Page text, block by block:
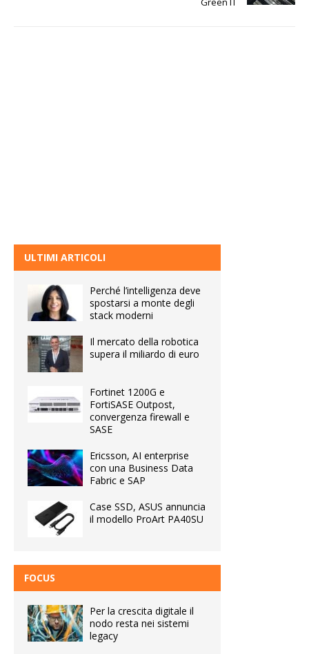
ULTIMI ARTICOLI
Perché l’intelligenza deve
spostarsi a monte degli
stack moderni
Il mercato della robotica
supera il miliardo di euro
Fortinet 1200G e
FortiSASE Outpost,
convergenza firewall e
SASE
Ericsson, AI enterprise
con una Business Data
Fabric e SAP
Case SSD, ASUS annuncia
il modello ProArt PA40SU
FOCUS
Per la crescita digitale il
nodo resta nei sistemi
legacy